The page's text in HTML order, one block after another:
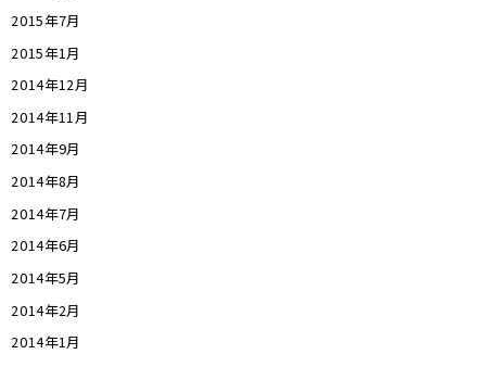
2015年7月
2015年1月
2014年12月
2014年11月
2014年9月
2014年8月
2014年7月
2014年6月
2014年5月
2014年2月
2014年1月